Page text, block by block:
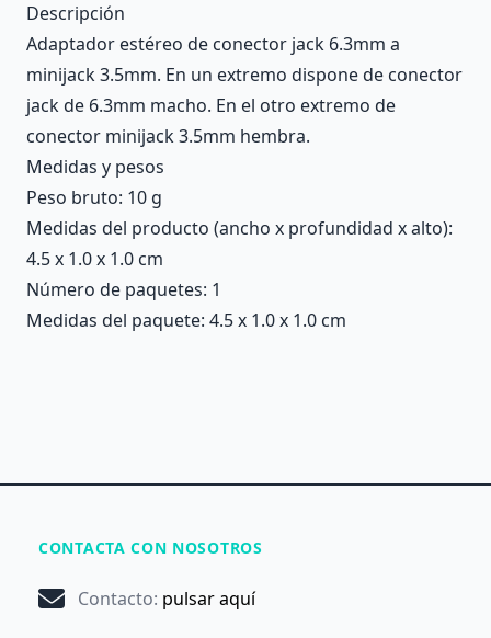
Descripción
Adaptador estéreo de conector jack 6.3mm a
minijack 3.5mm. En un extremo dispone de conector
jack de 6.3mm macho. En el otro extremo de
conector minijack 3.5mm hembra.
Medidas y pesos
Peso bruto: 10 g
Medidas del producto (ancho x profundidad x alto):
4.5 x 1.0 x 1.0 cm
Número de paquetes: 1
Medidas del paquete: 4.5 x 1.0 x 1.0 cm
CONTACTA CON NOSOTROS
Contacto: pulsar aquí